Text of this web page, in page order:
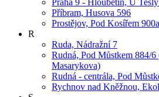
Praha 9 - Hloubětín, U Tesly
Příbram, Husova 596
Prostějov, Pod Kosířem 900a
R
Ruda, Nádražní 7
Rudná, Pod Můstkem 884/
Masarykova)
Rudná - centrála, Pod
Rychnov nad Kněžnou,